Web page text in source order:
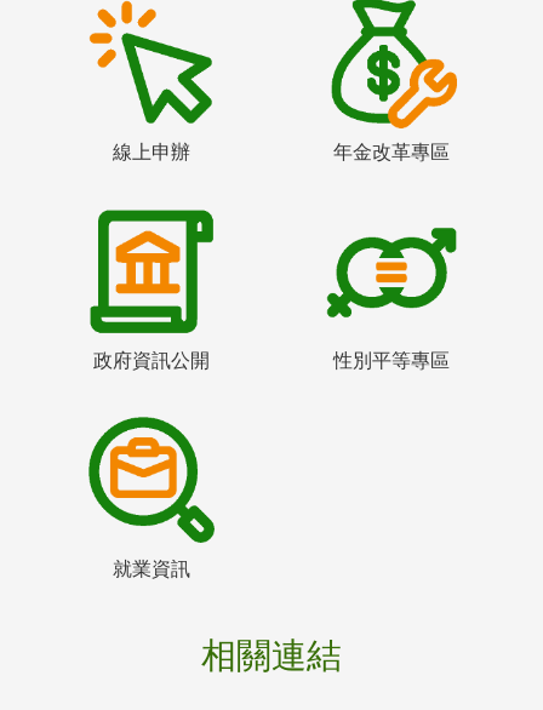
線上申辦 年金改革專區
政府資訊公開 性別平等專區
就業資訊
相關連結